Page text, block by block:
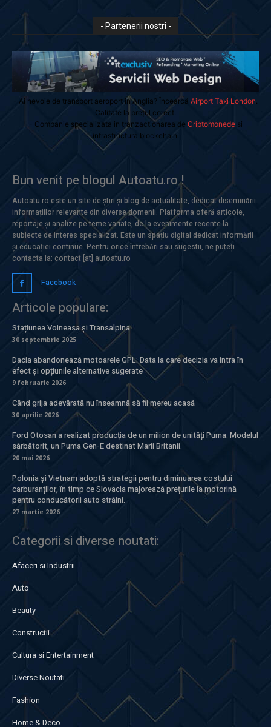
- Partenerii nostri -
- Ai nevoie de transport aeroport in Anglia? Încearcă Airport Taxi London
Calitate la prețul corect.
- Companie specializata in tranzactionarea de Criptomonedesi
infrastructura blockchain.
Bun venit pe blogul Autoatu.ro !
Autoatu.ro este un site de știri și blog de actualitate, dedicat diseminării
informațiilor relevante din diverse domenii. Platforma oferă articole,
reportaje și analize pe teme variate, de la evenimente recente la
subiecte de interes specializat. Este un spațiu digital dedicat informării
și educației continue. Pentru orice întrebări sau sugestii, ne puteți
contacta la: contact [at] autoatu.ro
Facebook
Articole populare:
Stațiunea Voineasa și Transalpina
30 septembrie 2025
Dacia abandonează motoarele GPL: Data la care decizia va intra în
efect și opțiunile alternative sugerate
9 februarie 2026
Când grija adevărată nu înseamnă să fii mereu acasă
30 aprilie 2026
Ford Otosan a realizat producția de un milion de unități Puma. Modelul
sărbătorit, un Puma Gen-E destinat Marii Britanii.
20 mai 2026
Polonia și Vietnam adoptă strategii pentru diminuarea costului
carburanților, în timp ce Slovacia majorează prețurile la motorină
pentru conducătorii auto străini.
27 martie 2026
Categorii si diverse noutati:
Afaceri si Industrii
Auto
Beauty
Constructii
Cultura si Entertainment
Diverse Noutati
Fashion
Home & Deco